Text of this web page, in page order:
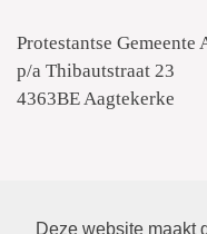
Deze website maakt
Protestantse
p/a Thibautstraat 23
4363BE Aagtekerke